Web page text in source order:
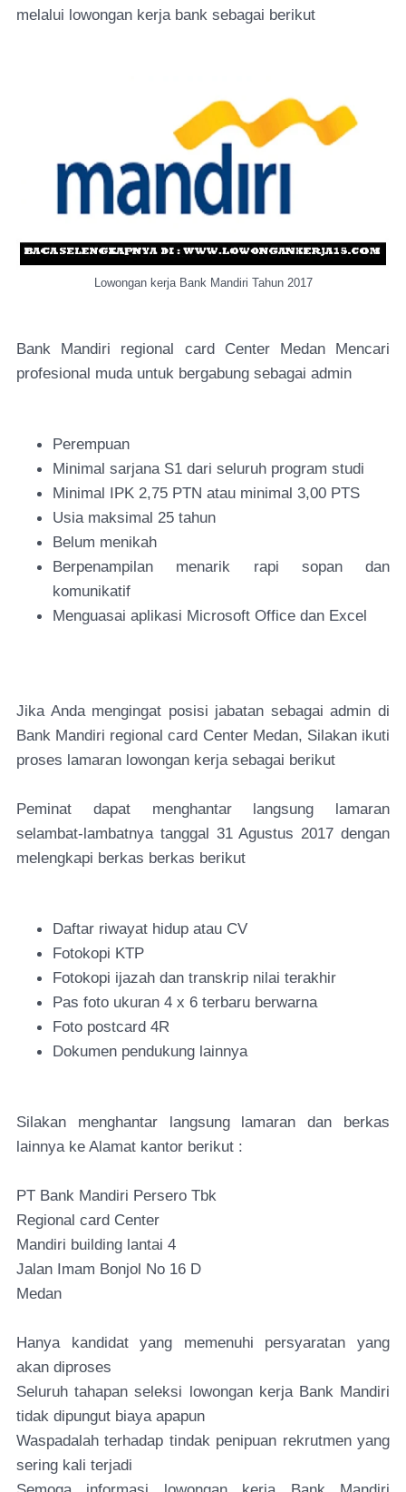
melalui lowongan kerja bank sebagai berikut
Lowongan kerja Bank Mandiri Tahun 2017
Bank Mandiri regional card Center Medan Mencari
profesional muda untuk bergabung sebagai admin
Perempuan
Minimal sarjana S1 dari seluruh program studi
Minimal IPK 2,75 PTN atau minimal 3,00 PTS
Usia maksimal 25 tahun
Belum menikah
Berpenampilan menarik rapi sopan dan
komunikatif
Menguasai aplikasi Microsoft Office dan Excel
Jika Anda mengingat posisi jabatan sebagai admin di
Bank Mandiri regional card Center Medan, Silakan ikuti
proses lamaran lowongan kerja sebagai berikut
Peminat dapat menghantar langsung lamaran
selambat-lambatnya tanggal 31 Agustus 2017 dengan
melengkapi berkas berkas berikut
Daftar riwayat hidup atau CV
Fotokopi KTP
Fotokopi ijazah dan transkrip nilai terakhir
Pas foto ukuran 4 x 6 terbaru berwarna
Foto postcard 4R
Dokumen pendukung lainnya
Silakan menghantar langsung lamaran dan berkas
lainnya ke Alamat kantor berikut :
PT Bank Mandiri Persero Tbk
Regional card Center
Mandiri building lantai 4
Jalan Imam Bonjol No 16 D
Medan
Hanya kandidat yang memenuhi persyaratan yang
akan diproses
Seluruh tahapan seleksi lowongan kerja Bank Mandiri
tidak dipungut biaya apapun
Waspadalah terhadap tindak penipuan rekrutmen yang
sering kali terjadi